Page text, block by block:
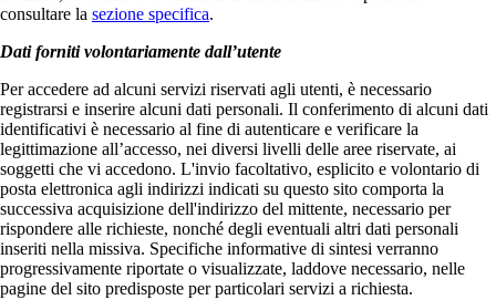
consultare la sezione specifica.
Dati forniti volontariamente dall’utente
Per accedere ad alcuni servizi riservati agli utenti, è necessario
registrarsi e inserire alcuni dati personali. Il conferimento di alcuni dati
identificativi è necessario al fine di autenticare e verificare la
legittimazione all’accesso, nei diversi livelli delle aree riservate, ai
soggetti che vi accedono. L'invio facoltativo, esplicito e volontario di
posta elettronica agli indirizzi indicati su questo sito comporta la
successiva acquisizione dell'indirizzo del mittente, necessario per
rispondere alle richieste, nonché degli eventuali altri dati personali
inseriti nella missiva. Specifiche informative di sintesi verranno
progressivamente riportate o visualizzate, laddove necessario, nelle
pagine del sito predisposte per particolari servizi a richiesta.